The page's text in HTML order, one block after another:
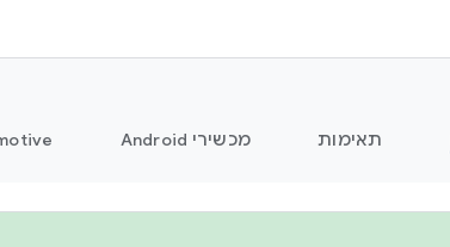
תאימות מכשירי Android